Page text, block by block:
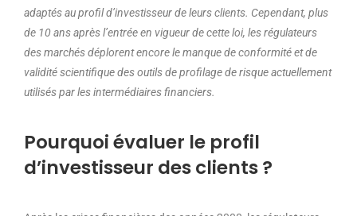
adaptés au profil d’investisseur de leurs clients. Cependant, plus
de 10 ans après l’entrée en vigueur de cette loi, les régulateurs
des marchés déplorent encore le manque de conformité et de
validité scientifique des outils de profilage de risque actuellement
utilisés par les intermédiaires financiers.
Pourquoi évaluer le profil
d’investisseur des clients ?